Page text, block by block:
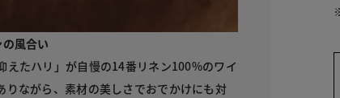
風合い
えたハリ」が自慢の14番リネン100%のワイ
りながら、素材の美しさでおでかけにも対